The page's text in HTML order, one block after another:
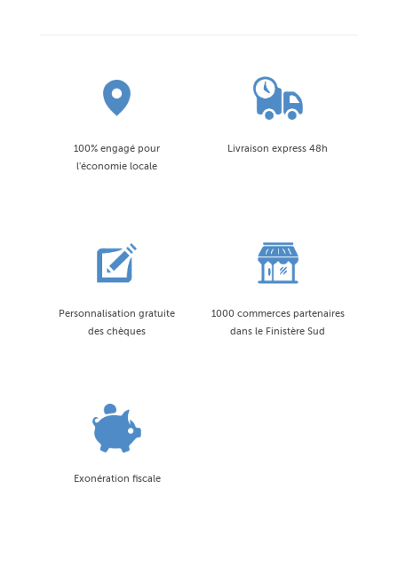
100% engagé pour
l'économie locale
Livraison express 48h
Personnalisation gratuite
des chèques
1000 commerces partenaires
dans le Finistère Sud
Exonération fiscale